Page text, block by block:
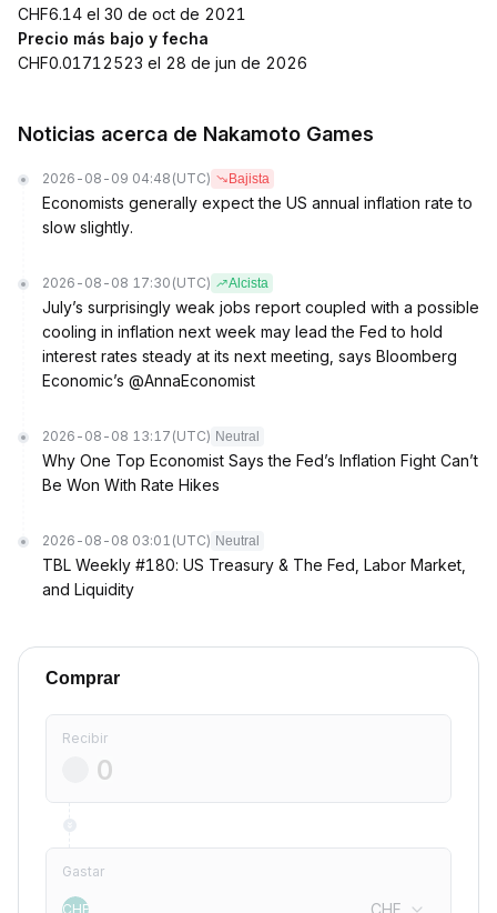
CHF6.14 el 30 de oct de 2021
Precio más bajo y fecha
CHF0.01712523 el 28 de jun de 2026
Noticias acerca de Nakamoto Games
2026-08-09 04:48 (UTC) Bajista
Economists generally expect the US annual inflation rate to
slow slightly.
2026-08-08 17:30 (UTC) Alcista
July’s surprisingly weak jobs report coupled with a possible
cooling in inflation next week may lead the Fed to hold
interest rates steady at its next meeting, says Bloomberg
Economic’s @AnnaEconomist
2026-08-08 13:17 (UTC) Neutral
Why One Top Economist Says the Fed’s Inflation Fight Can’t
Be Won With Rate Hikes
2026-08-08 03:01 (UTC) Neutral
TBL Weekly #180: US Treasury & The Fed, Labor Market,
and Liquidity
Comprar
Recibir
Gastar
CHF CHF